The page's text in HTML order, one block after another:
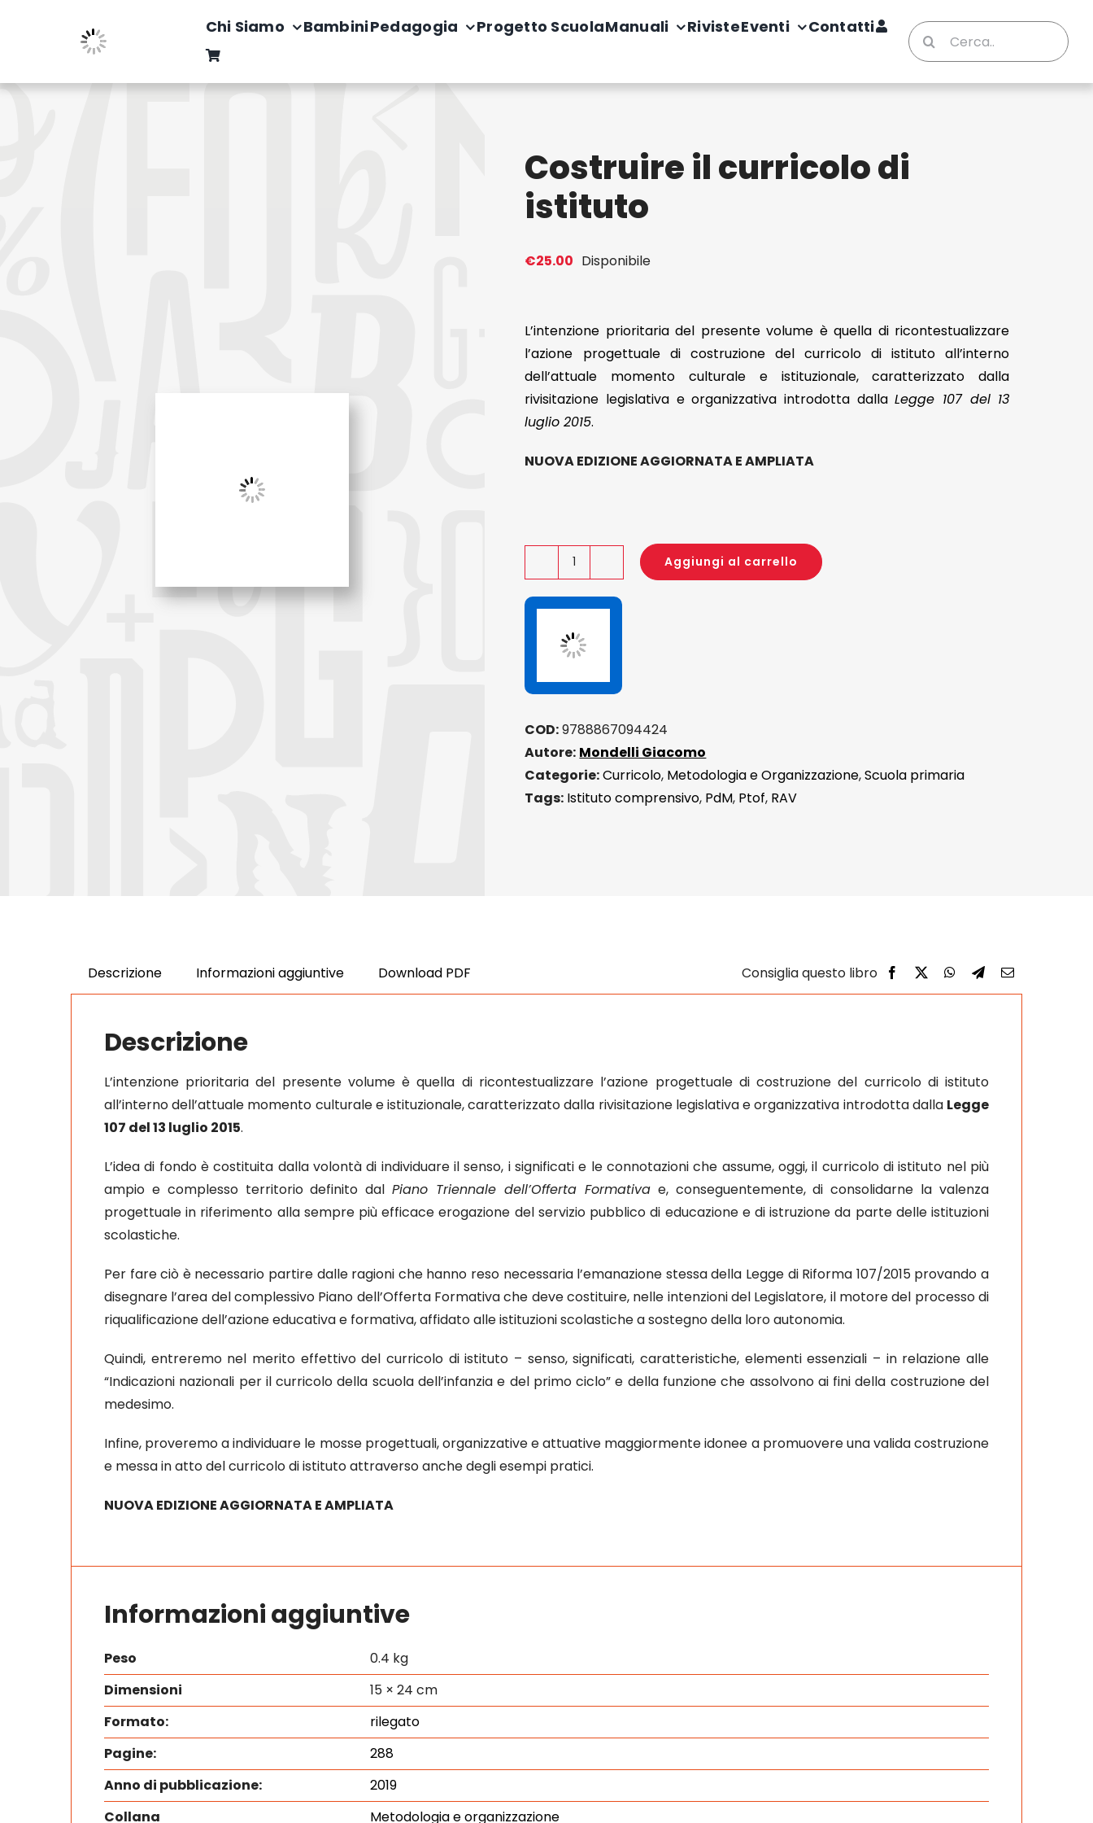
Chi Siamo BambiniPedagogia Progetto ScuolaManuali RivisteEventi Contatti
Cerca
per:
Costruire il curricolo di
istituto
€25.00 Disponibile
L’intenzione prioritaria del presente volume è quella di ricontestualizzare
l’azione progettuale di costruzione del curricolo di istituto all’interno
dell’attuale momento culturale e istituzionale, caratterizzato dalla
rivisitazione legislativa e organizzativa introdotta dallaLegge 107 del 13
luglio 2015.
NUOVA EDIZIONE AGGIORNATA E AMPLIATA
Costruire
il
di
istituto
quantità
Aggiungi al carrello
COD:9788867094424
Autore: Mondelli Giacomo
Categorie:Curricolo, Metodologia e Organizzazione,Scuola primaria
Tags: Istituto comprensivo, PdM, Ptof, RAV
Descrizione Informazioni aggiuntive Download PDF
Descrizione
L’intenzione prioritaria del presente volume è quella di ricontestualizzare l’azione progettuale di costruzione del curricolo di istituto
all’interno dell’attuale momento culturale e istituzionale, caratterizzato dalla rivisitazione legislativa e organizzativa introdotta dalla Legge
107 del 13 luglio 2015.
L’idea di fondo è costituita dalla volontà di individuare il senso, i significati e le connotazioni che assume, oggi, il curricolo di istituto nel più
ampio e complesso territorio definito dalPiano Triennale dell’Offerta Formativae, conseguentemente, di consolidarne la valenza
progettuale in riferimento alla sempre più efficace erogazione del servizio pubblico di educazione e di istruzione da parte delle istituzioni
scolastiche.
Per fare ciò è necessario partire dalle ragioni che hanno reso necessaria l’emanazione stessa della Legge di Riforma 107/2015 provando a
disegnare l’area del complessivo Piano dell’Offerta Formativa che deve costituire, nelle intenzioni del Legislatore, il motore del processo di
riqualificazione dell’azione educativa e formativa, affidato alle istituzioni scolastiche a sostegno della loro autonomia.
Quindi, entreremo nel merito effettivo del curricolo di istituto – senso, significati, caratteristiche, elementi essenziali – in relazione alle
“Indicazioni nazionali per il curricolo della scuola dell’infanzia e del primo ciclo” e della funzione che assolvono ai fini della costruzione del
medesimo.
Infine, proveremo a individuare le mosse progettuali, organizzative e attuative maggiormente idonee a promuovere una valida costruzione
e messa in atto del curricolo di istituto attraverso anche degli esempi pratici.
NUOVA EDIZIONE AGGIORNATA E AMPLIATA
Informazioni aggiuntive
Peso
0.4 kg
Dimensioni
15 × 24 cm
Formato:
rilegato
Pagine:
288
Anno di pubblicazione:
2019
Collana
Metodologia e organizzazione